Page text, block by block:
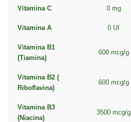
Vitamina C 0 mg
Vitamina A 0 UI
Vitamina B1
(Tiamina)
600 mcg/g
Vitamina B2 (
Riboflavina)
600 mcg/g
Vitamina B3
(Niacina)
3500 mcg/g